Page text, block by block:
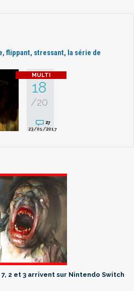
flippant, stressant, la série de
18
/20
27
23/01/2017
2 et 3 arrivent sur Nintendo Switch